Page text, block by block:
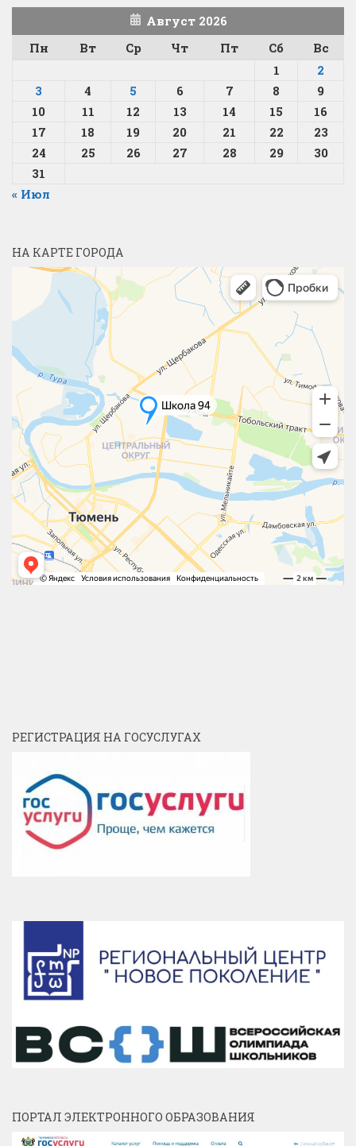
Август 2026
Пн
Вт Ср Чт Пт Сб
Вс
1
2
3
4 5 6 7 8
9
10
11 12 13 14 15
16
17
18 19 20 21 22
23
24
25 26 27 28 29
30
31
« Июл
НА КАРТЕ ГОРОДА
РЕГИСТРАЦИЯ НА ГОСУСЛУГАХ
ПОРТАЛ ЭЛЕКТРОННОГО ОБРАЗОВАНИЯ